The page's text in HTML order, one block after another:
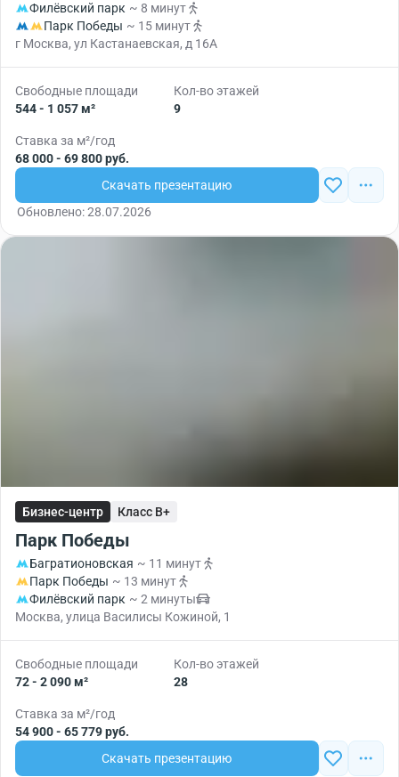
Филёвский парк ~ 8 минут
Парк Победы ~ 15 минут
г Москва, ул Кастанаевская, д 16А
Свободные площади
544 - 1 057 м²
Кол-во этажей
9
Ставка за м²/год
68 000 - 69 800 руб.
Скачать презентацию
Обновлено: 28.07.2026
Бизнес-центр Класс B+
Парк Победы
Багратионовская ~ 11 минут
Парк Победы ~ 13 минут
Филёвский парк ~ 2 минуты
Москва, улица Василисы Кожиной, 1
Свободные площади
72 - 2 090 м²
Кол-во этажей
28
Ставка за м²/год
54 900 - 65 779 руб.
Скачать презентацию